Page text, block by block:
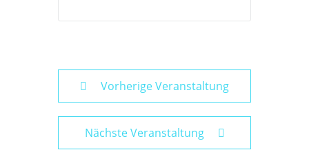
Vorherige Veranstaltung
Nächste Veranstaltung